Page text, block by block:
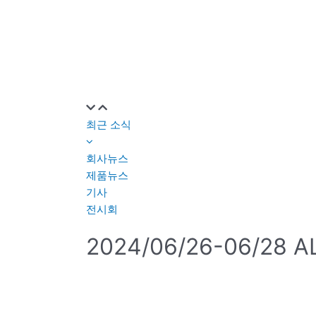
최근 소식
회사뉴스
제품뉴스
기사
전시회
2024/06/26-06/28